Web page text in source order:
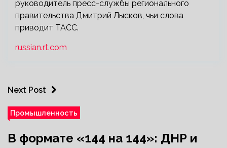
руководитель пресс-службы регионального
правительства Дмитрий Лысков, чьи слова
приводит ТАСС.
russian.rt.com
Next Post
Промышленность
В формате «144 на 144»: ДНР и